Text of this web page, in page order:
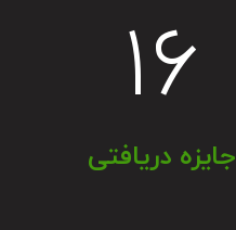
۱۶
جایزه دریافتی